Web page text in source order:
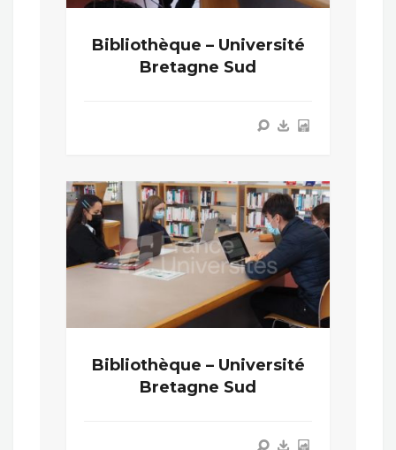
Bibliothèque – Université
Bretagne Sud
Bibliothèque – Université
Bretagne Sud